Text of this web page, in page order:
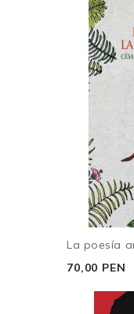
La poesía
70,00 PEN